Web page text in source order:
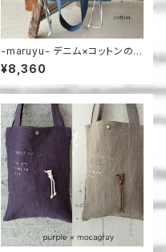
-maruyu- デニム×コットンの
巾着トート
¥8,360